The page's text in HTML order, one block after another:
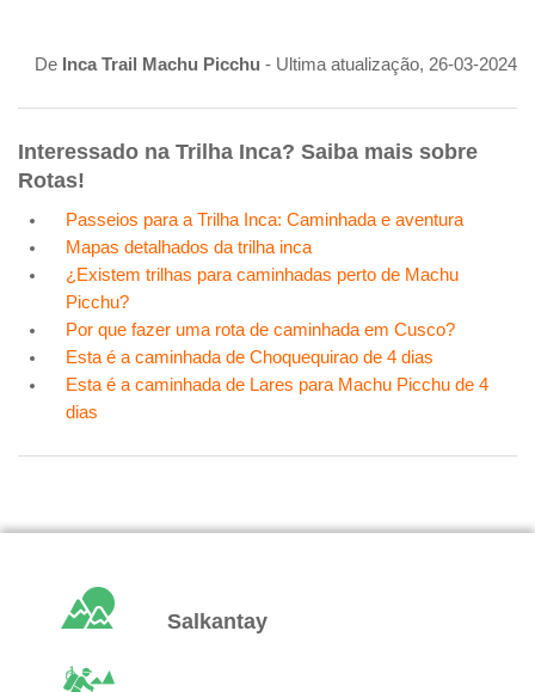
De Inca Trail Machu Picchu - Ultima atualização, 26-03-2024
Interessado na Trilha Inca? Saiba mais sobre
Rotas!
Passeios para a Trilha Inca: Caminhada e aventura
Mapas detalhados da trilha inca
¿Existem trilhas para caminhadas perto de Machu
Picchu?
Por que fazer uma rota de caminhada em Cusco?
Esta é a caminhada de Choquequirao de 4 dias
Esta é a caminhada de Lares para Machu Picchu de 4
dias
Salkantay